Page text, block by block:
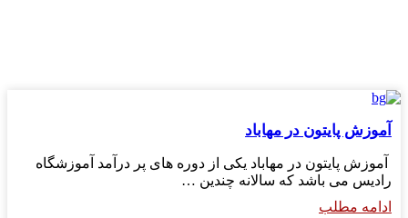
آموزش پایتون در مهاباد
آموزش پایتون در مهاباد یکی از دوره های پر درآمد آموزشگاه
رادیس می باشد که سالانه چندین …
ادامه مطلب